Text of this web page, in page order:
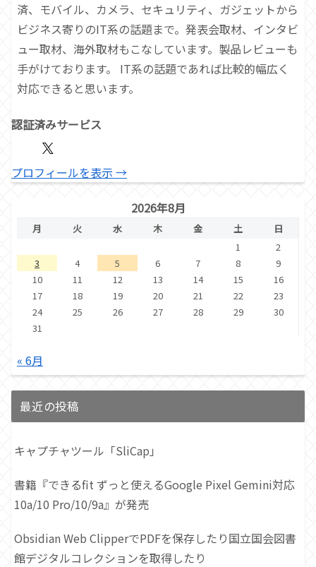
済、モバイル、カメラ、セキュリティ、ガジェットから
ビジネス寄りのIT系の話題まで。発表会取材、インタビ
ュー取材、海外取材もこなしています。製品レビューも
手がけております。 IT系の話題であれば比較的幅広く
対応できると思います。
認証済みサービス
プロフィールを表示 →
2026年8月
月 火 水 木 金 土
日
1
2
3
4 5 6 7 8
9
10
11 12 13 14 15
16
17
18 19 20 21 22
23
24
25 26 27 28 29
30
31
« 6月
最近の投稿
キャプチャツール「SliCap」
書籍『できるfit ずっと使えるGoogle Pixel Gemini対応
10a/10 Pro/10/9a』が発売
Obsidian Web ClipperでPDFを保存したり国立国会図書
館デジタルコレクションを取得したり